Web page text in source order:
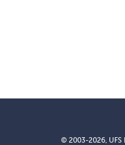
© 2003-2026, UFS